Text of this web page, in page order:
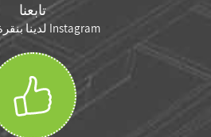
تابعنا
Instagram لدينا بنقرة واحدة